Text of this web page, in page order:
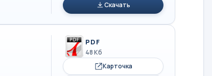
Скачать
PDF
48 Кб
Карточка